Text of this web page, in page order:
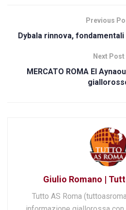
Previous
Dybala rinnova, fondamentali
Next Post
MERCATO ROMA El
Giulio Romano |
Tutto AS Roma